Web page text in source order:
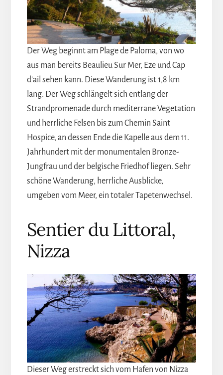
Der Weg beginnt am Plage de Paloma, von wo
aus man bereits Beaulieu Sur Mer, Eze und Cap
d'ail sehen kann. Diese Wanderung ist 1,8 km
lang. Der Weg schlängelt sich entlang der
Strandpromenade durch mediterrane Vegetation
und herrliche Felsen bis zum Chemin Saint
Hospice, an dessen Ende die Kapelle aus dem 11.
Jahrhundert mit der monumentalen Bronze-
Jungfrau und der belgische Friedhof liegen. Sehr
schöne Wanderung, herrliche Ausblicke,
umgeben vom Meer, ein totaler Tapetenwechsel.
Sentier du Littoral,
Nizza
Dieser Weg erstreckt sich vom Hafen von Nizza